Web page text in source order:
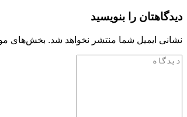
دیدگاهتان را بنویسید
نشانی ایمیل شما منتشر نخواهد شد. بخش‌های